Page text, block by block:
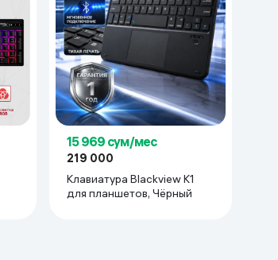
15 969 сум/мес
219 000
Клавиатура Blackview K1
для планшетов, Чёрный